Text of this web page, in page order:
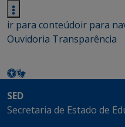
ir para conteúdoir para
Ouvidoria Transparência
SED
Secretaria de Estado de